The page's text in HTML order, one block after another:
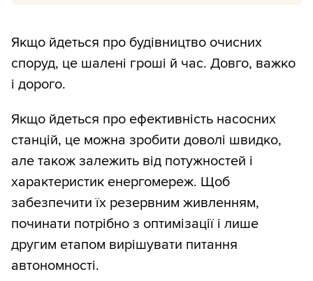
агентством JICA кредитну угоду на
близько 800 млн доларів під 0,1% річних
на 40 років. За цей час основні роботи
суб’єктивних причин: зірваний тендер,
COVID, війна. Кошторис уже суттєво
збільшився. Паралельно коштом Києва
латають найкритичніше — насосну
станцію першого підйому і дамби
мулових полів, заповненість яких утричі
перевищує норму. Роками головні очисні
споруди столиці тримаються на аварійних
Якщо йдеться про будівництво очисних
споруд, це шалені гроші й час. Довго, важко
і дорого.
Якщо йдеться про ефективність насосних
станцій, це можна зробити доволі швидко,
але також залежить від потужностей і
характеристик енергомереж. Щоб
забезпечити їх резервним живленням,
починати потрібно з оптимізації і лише
другим етапом вирішувати питання
автономності.